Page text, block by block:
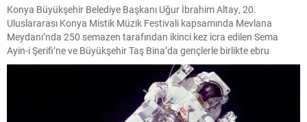
Konya Büyükşehir Belediye Başkanı Uğur İbrahim Altay, 20.
Uluslararası Konya Mistik Müzik Festivali kapsamında Mevlana
Meydanı’nda 250 semazen tarafından ikinci kez icra edilen Sema
Ayin-i Şerifi’ne ve Büyükşehir Taş Bina’da gençlerle birlikte ebru
mapping gösterisine katıldı.